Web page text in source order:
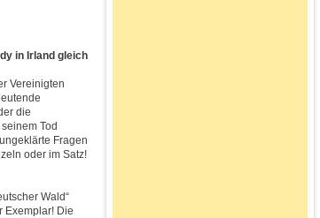
in Irland gleich
Vereinigten
die
Tod
Fragen
oder im Satz!
Wald“
Exemplar! Die